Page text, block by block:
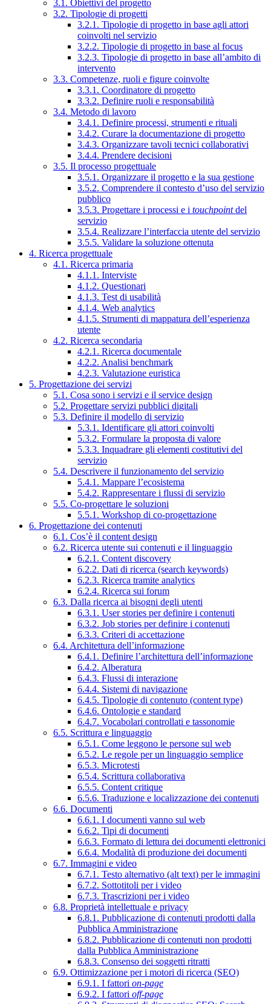
3.1. Obiettivi del progetto
3.2. Tipologie di progetti
3.2.1. Tipologie di progetto in base agli attori
coinvolti nel servizio
3.2.2. Tipologie di progetto in base al focus
3.2.3. Tipologie di progetto in base all’ambito di
intervento
3.3. Competenze, ruoli e figure coinvolte
3.3.1. Coordinatore di progetto
3.3.2. Definire ruoli e responsabilità
3.4. Metodo di lavoro
3.4.1. Definire processi, strumenti e rituali
3.4.2. Curare la documentazione di progetto
3.4.3. Organizzare tavoli tecnici collaborativi
3.4.4. Prendere decisioni
3.5. Il processo progettuale
3.5.1. Organizzare il progetto e la sua gestione
3.5.2. Comprendere il contesto d’uso del servizio
pubblico
3.5.3. Progettare i processi e i touchpointdel
servizio
3.5.4. Realizzare l’interfaccia utente del servizio
3.5.5. Validare la soluzione ottenuta
4. Ricerca progettuale
4.1. Ricerca primaria
4.1.1. Interviste
4.1.2. Questionari
4.1.3. Test di usabilità
4.1.4. Web analytics
4.1.5. Strumenti di mappatura dell’esperienza
utente
4.2. Ricerca secondaria
4.2.1. Ricerca documentale
4.2.2. Analisi benchmark
4.2.3. Valutazione euristica
5. Progettazione dei servizi
5.1. Cosa sono i servizi e il service design
5.2. Progettare servizi pubblici digitali
5.3. Definire il modello di servizio
5.3.1. Identificare gli attori coinvolti
5.3.2. Formulare la proposta di valore
5.3.3. Inquadrare gli elementi costitutivi del
servizio
5.4. Descrivere il funzionamento del servizio
5.4.1. Mappare l’ecosistema
5.4.2. Rappresentare i flussi di servizio
5.5. Co-progettare le soluzioni
5.5.1. Workshop di co-progettazione
6. Progettazione dei contenuti
6.1. Cos’è il content design
6.2. Ricerca utente sui contenuti e il linguaggio
6.2.1. Content discovery
6.2.2. Dati di ricerca (search keywords)
6.2.3. Ricerca tramite analytics
6.2.4. Ricerca sui forum
6.3. Dalla ricerca ai bisogni degli utenti
6.3.1. User stories per definire i contenuti
6.3.2. Job stories per definire i contenuti
6.3.3. Criteri di accettazione
6.4. Architettura dell’informazione
6.4.1. Definire l’architettura dell’informazione
6.4.2. Alberatura
6.4.3. Flussi di interazione
6.4.4. Sistemi di navigazione
6.4.5. Tipologie di contenuto (content type)
6.4.6. Ontologie e standard
6.4.7. Vocabolari controllati e tassonomie
6.5. Scrittura e linguaggio
6.5.1. Come leggono le persone sul web
6.5.2. Le regole per un linguaggio semplice
6.5.3. Microtesti
6.5.4. Scrittura collaborativa
6.5.5. Content critique
6.5.6. Traduzione e localizzazione dei contenuti
6.6. Documenti
6.6.1. I documenti vanno sul web
6.6.2. Tipi di documenti
6.6.3. Formato di lettura dei documenti elettronici
6.6.4. Modalità di produzione dei documenti
6.7. Immagini e video
6.7.1. Testo alternativo (alt text) per le immagini
6.7.2. Sottotitoli per i video
6.7.3. Trascrizioni per i video
6.8. Proprietà intellettuale e privacy
6.8.1. Pubblicazione di contenuti prodotti dalla
Pubblica Amministrazione
6.8.2. Pubblicazione di contenuti non prodotti
dalla Pubblica Amministrazione
6.8.3. Consenso dei soggetti ritratti
6.9. Ottimizzazione per i motori di ricerca (SEO)
6.9.1. I fattori on-page
6.9.2. I fattori off-page